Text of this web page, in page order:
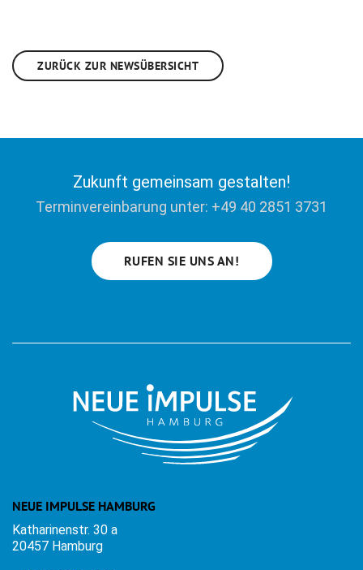
ZURÜCK ZUR NEWSÜBERSICHT
Zukunft gemeinsam gestalten!
Terminvereinbarung unter: +49 40 2851 3731
RUFEN SIE UNS AN!
NEUE IMPULSE HAMBURG
Katharinenstr. 30 a
20457 Hamburg